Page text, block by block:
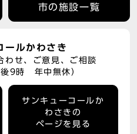
市の施設一覧
ールかわさき
わせ、ご意見、ご相談
後9時 年中無休）
サンキューコールか
わさきの
ページを見る